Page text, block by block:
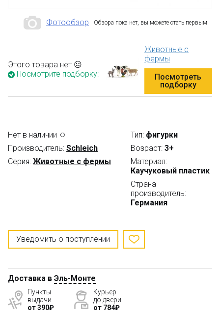
Фотообзор Обзора пока нет, вы можете стать первым
Этого товара нет ☹
Посмотрите подборку:
Животные с
фермы
Посмотреть
подборку
Нет в наличии
Производитель: Schleich
Серия: Животные с фермы
Тип: фигурки
Возраст: 3+
Материал:
Каучуковый пластик
Страна
производитель:
Германия
Уведомить о поступлении
Доставка в Эль-Монте
Пункты
выдачи
от 390₽
Курьер
до двери
от 784₽